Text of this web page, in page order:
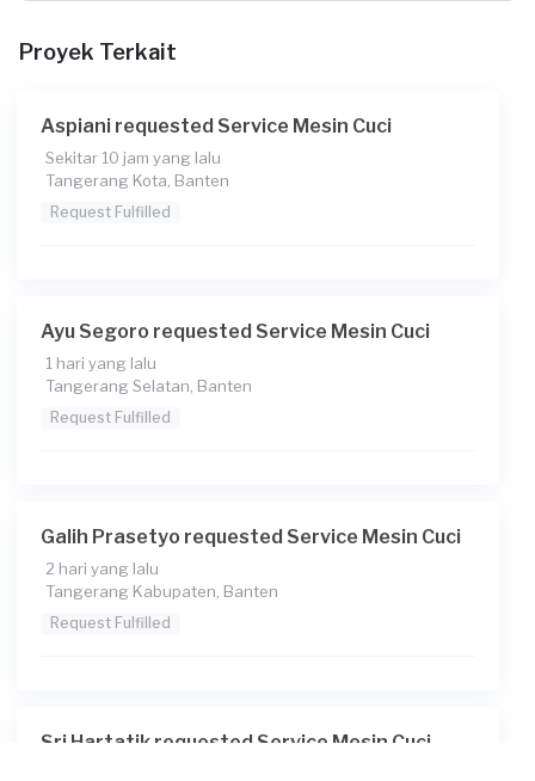
Berapa budget total untuk layanan ini?
Catatan
Proyek Terkait
Aspiani requested Service Mesin Cuci
Sekitar 10 jam yang lalu
Tangerang Kota, Banten
Request Fulfilled
Ayu Segoro requested Service Mesin Cuci
1 hari yang lalu
Tangerang Selatan, Banten
Request Fulfilled
Galih Prasetyo requested Service Mesin Cuci
2 hari yang lalu
Tangerang Kabupaten, Banten
Request Fulfilled
Sri Hartatik requested Service Mesin Cuci